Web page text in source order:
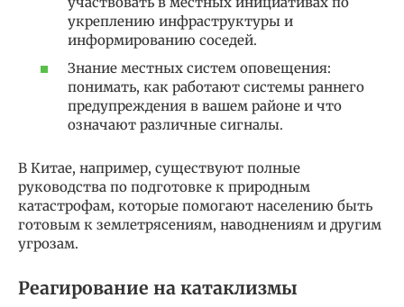
укреплению инфраструктуры и
информированию соседей.
Знание местных систем оповещения:
понимать, как работают системы раннего
предупреждения в вашем районе и что
означают различные сигналы.
В Китае, например, существуют полные
руководства по подготовке к природным
катастрофам, которые помогают населению быть
готовым к землетрясениям, наводнениям и другим
угрозам.
Реагирование на катаклизмы